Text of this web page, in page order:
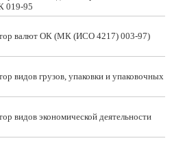
019-95
валют ОК (МК (ИСО 4217) 003-97)
видов грузов, упаковки и упаковочных
видов экономической деятельности